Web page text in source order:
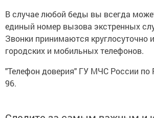
В случае любой беды вы всегда
единый номер вызова экстренных
Звонки принимаются круглосуточно
городских и мобильных телефонов.
"Телефон доверия" ГУ МЧС России по
96.